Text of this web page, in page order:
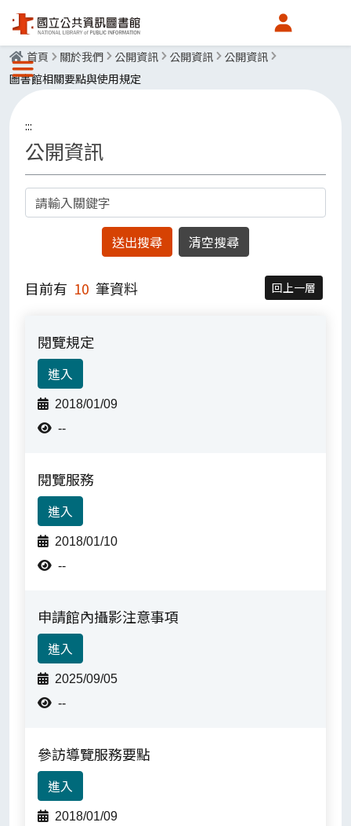
會員中心
選單按鈕
首頁 關於我們 公開資訊 公開資訊
公開資訊
圖書館相關要點與使用規定
:::
公開資訊
關鍵字
目前有 10 筆資料 回上一層
閱覽規定
進入
2018/01/09
--
閱覽服務
進入
2018/01/10
--
申請館內攝影注意事項
進入
2025/09/05
--
參訪導覽服務要點
進入
2018/01/09